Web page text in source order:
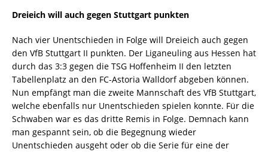
Dreieich will auch gegen Stuttgart punkten
Nach vier Unentschieden in Folge will Dreieich auch gegen
den VfB Stuttgart II punkten. Der Liganeuling aus Hessen hat
durch das 3:3 gegen die TSG Hoffenheim II den letzten
Tabellenplatz an den FC-Astoria Walldorf abgeben können.
Nun empfängt man die zweite Mannschaft des VfB Stuttgart,
welche ebenfalls nur Unentschieden spielen konnte. Für die
Schwaben war es das dritte Remis in Folge. Demnach kann
man gespannt sein, ob die Begegnung wieder
Unentschieden ausgeht oder ob die Serie für eine der